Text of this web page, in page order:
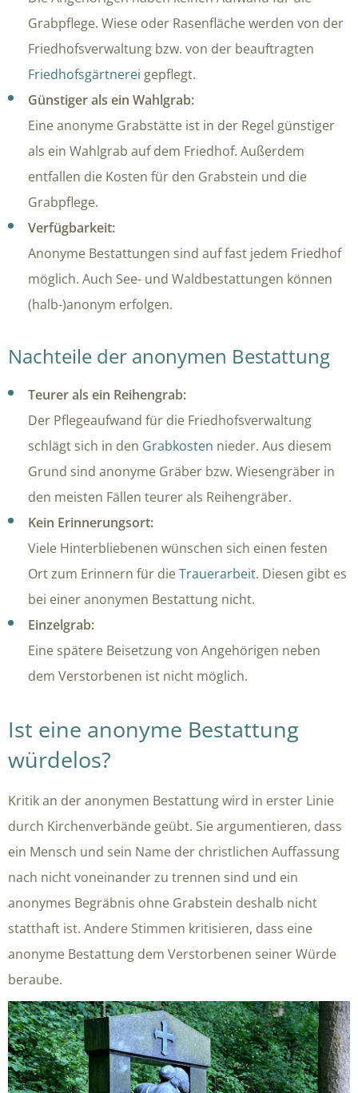
Grabpflege. Wiese oder Rasenfläche werden von der
Friedhofsverwaltung bzw. von der beauftragten
Friedhofsgärtnerei gepflegt.
Günstiger als ein Wahlgrab:
Eine anonyme Grabstätte ist in der Regel günstiger
als ein Wahlgrab auf dem Friedhof. Außerdem
entfallen die Kosten für den Grabstein und die
Grabpflege.
Verfügbarkeit:
Anonyme Bestattungen sind auf fast jedem Friedhof
möglich. Auch See- und Waldbestattungen können
(halb-)anonym erfolgen.
Nachteile der anonymen Bestattung
Teurer als ein Reihengrab:
Der Pflegeaufwand für die Friedhofsverwaltung
schlägt sich in den Grabkosten nieder. Aus diesem
Grund sind anonyme Gräber bzw. Wiesengräber in
den meisten Fällen teurer als Reihengräber.
Kein Erinnerungsort:
Viele Hinterbliebenen wünschen sich einen festen
Ort zum Erinnern für dieTrauerarbeit. Diesen gibt es
bei einer anonymen Bestattung nicht.
Einzelgrab:
Eine spätere Beisetzung von Angehörigen neben
dem Verstorbenen ist nicht möglich.
Ist eine anonyme Bestattung
würdelos?
Kritik an der anonymen Bestattung wird in erster Linie
durch Kirchenverbände geübt. Sie argumentieren, dass
ein Mensch und sein Name der christlichen Auffassung
nach nicht voneinander zu trennen sind und ein
anonymes Begräbnis ohne Grabstein deshalb nicht
statthaft ist. Andere Stimmen kritisieren, dass eine
anonyme Bestattung dem Verstorbenen seiner Würde
beraube.